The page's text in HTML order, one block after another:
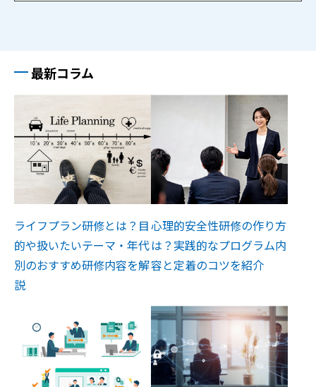
最新コラム
ライフプラン研修とは？目
的や扱いたいテーマ・年代
別のおすすめ研修内容を解
説
心理的安全性研修の作り方
は？実践的なプログラム内
容と定着のコツを紹介